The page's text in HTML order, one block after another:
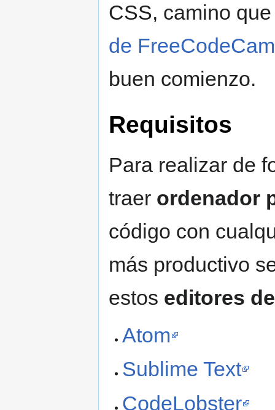
CSS, camino
de
buen comienzo.
Requisitos
Para realizar de
traer ordenador
código con
más productivo
estos editores
Atom
Sublime Text
CodeLobster